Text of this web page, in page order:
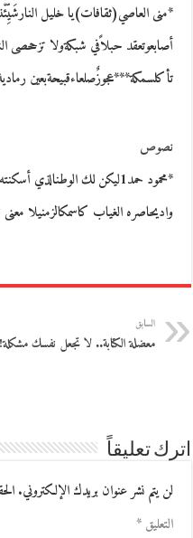
*منى العاصي(ثقافات)يا خليل
أصابعوتعقد حبلاًفي شبكةولا تزححصى
تأكلسمكة***عجوزٌصلعاءقبيحةبعين
نصوص
*محمود حمد1ليكن لك الوطنالذي
واديحاصره الغياب كاسمكالزمنيلا
السابق
معضلة الكتابة.. لا تجعل نفسك مشكلة!
اترك تعليقاً
لن يتم نشر عنوان بريدك الإلكتروني.
التعليق*